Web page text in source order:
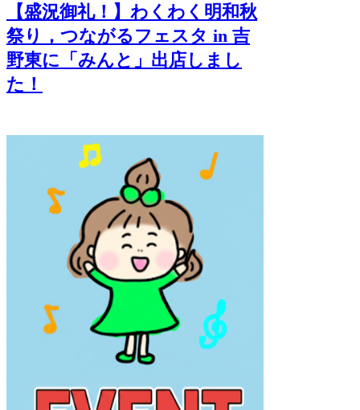
【盛況御礼！】わくわく明和秋
祭り，つながるフェスタ in 吉
野東に「みんと」出店しまし
た！